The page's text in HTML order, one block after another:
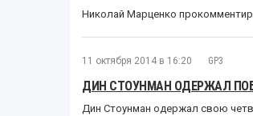
Николай Марценко
11 октября 2014 в 16:20 GP3
ДИН СТОУНМАН ОДЕРЖАЛ
Дин Стоунман одержал свою